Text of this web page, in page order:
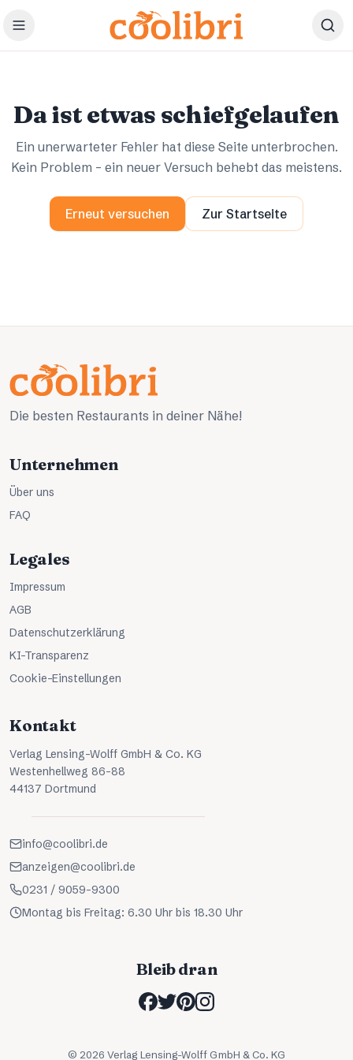
Zum Hauptinhalt springen
Da ist etwas schiefgelaufen
Ein unerwarteter Fehler hat diese Seite unterbrochen.
Kein Problem – ein neuer Versuch behebt das meistens.
Erneut versuchen Zur Startseite
Die besten Restaurants in deiner Nähe!
Unternehmen
Über uns
FAQ
Legales
Impressum
AGB
Datenschutzerklärung
KI-Transparenz
Cookie-Einstellungen
Kontakt
Verlag Lensing-Wolff GmbH & Co. KG
Westenhellweg 86-88
44137 Dortmund
info@coolibri.de
anzeigen@coolibri.de
0231 / 9059-9300
Montag bis Freitag: 6.30 Uhr bis 18.30 Uhr
Bleib dran
© 2026 Verlag Lensing-Wolff GmbH & Co. KG